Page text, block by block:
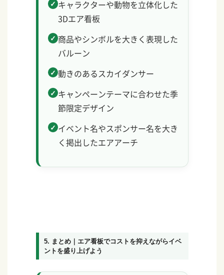
キャラクターや動物を立体化した
3Dエア看板
商品やシンボルを大きく表現した
バルーン
動きのあるスカイダンサー
キャンペーンテーマに合わせた季
節限定デザイン
イベント名やスポンサー名を大き
く掲出したエアアーチ
5. まとめ｜エア看板でコストを抑えながらイベ
ントを盛り上げよう